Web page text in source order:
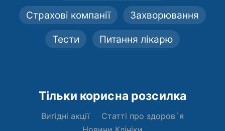
Страхові компанії Захворювання
Тести Питання лікарю
Тільки корисна розсилка
Вигідні акції
Статті про здоров`я